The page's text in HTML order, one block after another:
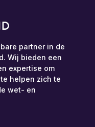
partner in de
Wij bieden een
expertise om
helpen zich te
wet- en